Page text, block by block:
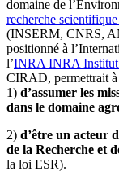
domaine de
recherche scientifique
(INSERM, CNRS,
positionné à
l’INRA INRA
CIRAD, permettrait
1) d’assumer les
dans le domaine
2) d’être un acteur
de la Recherche et
la loi ESR).